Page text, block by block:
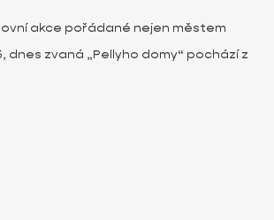
akce pořádané nejen městem
zvaná „Pellyho domy“ pochází z